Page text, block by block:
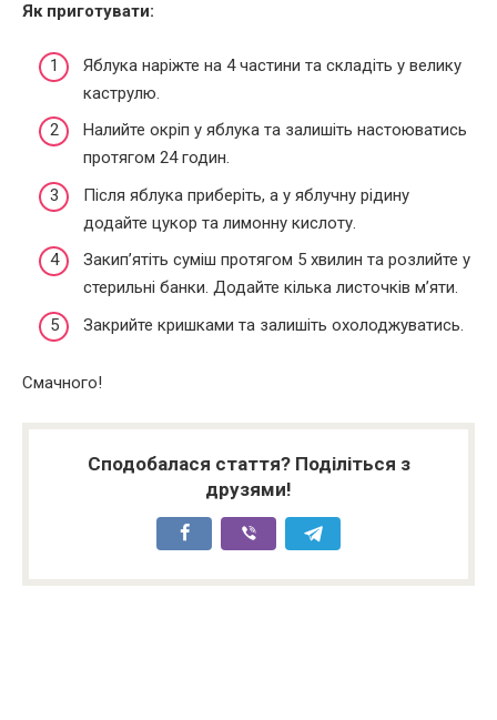
Як приготувати:
Яблука наріжте на 4 частини та складіть у велику
каструлю.
Налийте окріп у яблука та залишіть настоюватись
протягом 24 годин.
Після яблука приберіть, а у яблучну рідину
додайте цукор та лимонну кислоту.
Закип’ятіть суміш протягом 5 хвилин та розлийте у
стерильні банки. Додайте кілька листочків м’яти.
Закрийте кришками та залишіть охолоджуватись.
Смачного!
Сподобалася стаття? Поділіться з
друзями!